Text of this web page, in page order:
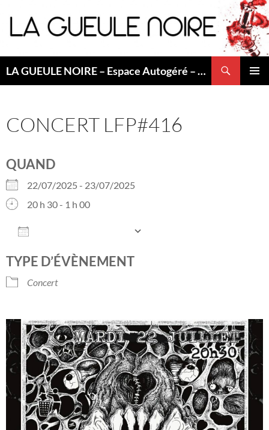
au
contenu
LA GUEULE NOIRE – Espace Autogéré – Saint Etienne
CONCERT LFP#416
QUAND
22/07/2025 - 23/07/2025
20 h 30 - 1 h 00
TYPE D’ÉVÈNEMENT
Concert